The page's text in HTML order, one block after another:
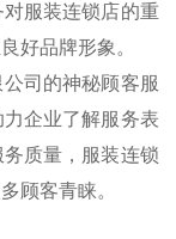
服装连锁店的重
好品牌形象。
公司的神秘顾客服
企业了解服务表
质量，服装连锁
顾客青睐。